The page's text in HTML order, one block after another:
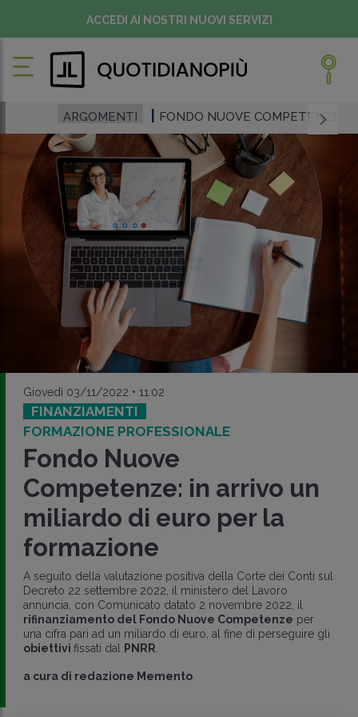
ACCEDI AI NOSTRI NUOVI SERVIZI
ARGOMENTI FONDO NUOVE COMPETENZE
Giovedì 03/11/2022 • 11:02
FINANZIAMENTI
FORMAZIONE PROFESSIONALE
Fondo Nuove
Competenze: in arrivo un
miliardo di euro per la
formazione
A seguito della valutazione positiva della Corte dei Conti sul
Decreto 22 settembre 2022, il ministero del Lavoro
annuncia, con Comunicato datato 2 novembre 2022, il
rifinanziamento del Fondo Nuove Competenze per
una cifra pari ad un miliardo di euro, al fine di perseguire gli
obiettivi fissati dal PNRR
a cura di redazione Memento